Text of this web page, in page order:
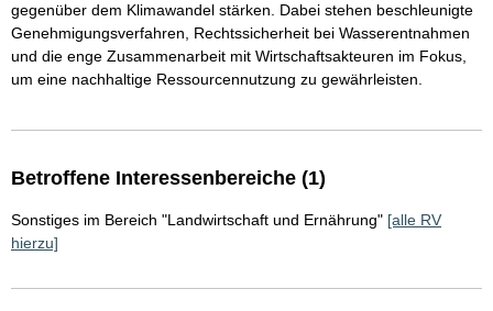
gegenüber dem Klimawandel stärken. Dabei stehen beschleunigte
Genehmigungsverfahren, Rechtssicherheit bei Wasserentnahmen
und die enge Zusammenarbeit mit Wirtschaftsakteuren im Fokus,
um eine nachhaltige Ressourcennutzung zu gewährleisten.
Betroffene Interessenbereiche (1)
Sonstiges im Bereich "Landwirtschaft und Ernährung" [alle RV
hierzu]